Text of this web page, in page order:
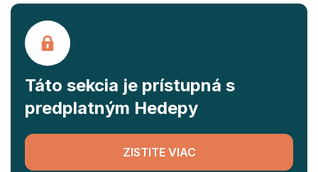
Táto sekcia je prístupná s
predplatným Hedepy
ZISTITE VIAC